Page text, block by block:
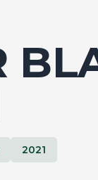
2021